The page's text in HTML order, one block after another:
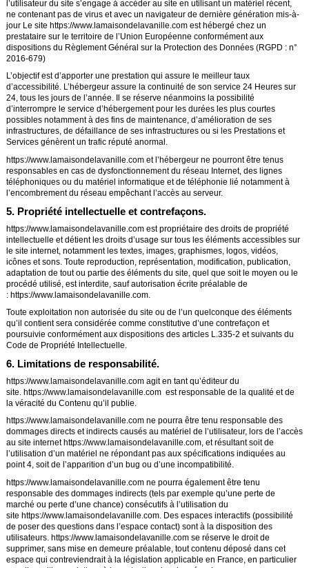
l’utilisateur du site s’engage à accéder au site en utilisant un matériel récent,
ne contenant pas de virus et avec un navigateur de dernière génération mis-à-
jour Le site https://www.lamaisondelavanille.com est hébergé chez un
prestataire sur le territoire de l’Union Européenne conformément aux
dispositions du Règlement Général sur la Protection des Données (RGPD : n°
2016-679)
L’objectif est d’apporter une prestation qui assure le meilleur taux
d’accessibilité. L’hébergeur assure la continuité de son service 24 Heures sur
24, tous les jours de l’année. Il se réserve néanmoins la possibilité
d’interrompre le service d’hébergement pour les durées les plus courtes
possibles notamment à des fins de maintenance, d’amélioration de ses
infrastructures, de défaillance de ses infrastructures ou si les Prestations et
Services génèrent un trafic réputé anormal.
https://www.lamaisondelavanille.com et l’hébergeur ne pourront être tenus
responsables en cas de dysfonctionnement du réseau Internet, des lignes
téléphoniques ou du matériel informatique et de téléphonie lié notamment à
l’encombrement du réseau empêchant l’accès au serveur.
5. Propriété intellectuelle et contrefaçons.
https://www.lamaisondelavanille.com est propriétaire des droits de propriété
intellectuelle et détient les droits d’usage sur tous les éléments accessibles sur
le site internet, notamment les textes, images, graphismes, logos, vidéos,
icônes et sons. Toute reproduction, représentation, modification, publication,
adaptation de tout ou partie des éléments du site, quel que soit le moyen ou le
procédé utilisé, est interdite, sauf autorisation écrite préalable de
: https://www.lamaisondelavanille.com
Toute exploitation non autorisée du site ou de l’un quelconque des éléments
qu’il contient sera considérée comme constitutive d’une contrefaçon et
poursuivie conformément aux dispositions des articles L.335-2 et suivants du
Code de Propriété Intellectuelle.
6. Limitations de responsabilité.
https://www.lamaisondelavanille.com agit en tant qu’éditeur du
site. https://www.lamaisondelavanille.com est responsable de la qualité et de
la véracité du Contenu qu’il publie.
https://www.lamaisondelavanille.com ne pourra être tenu responsable des
dommages directs et indirects causés au matériel de l’utilisateur, lors de l’accès
au site internet https://www.lamaisondelavanille.com, et résultant soit de
l’utilisation d’un matériel ne répondant pas aux spécifications indiquées au
point 4, soit de l’apparition d’un bug ou d’une incompatibilité.
https://www.lamaisondelavanille.com ne pourra également être tenu
responsable des dommages indirects (tels par exemple qu’une perte de
marché ou perte d’une chance) consécutifs à l’utilisation du
site https://www.lamaisondelavanille.com. Des espaces interactifs (possibilité
de poser des questions dans l’espace contact) sont à la disposition des
utilisateurs. https://www.lamaisondelavanille.com se réserve le droit de
supprimer, sans mise en demeure préalable, tout contenu déposé dans cet
espace qui contreviendrait à la législation applicable en France, en particulier